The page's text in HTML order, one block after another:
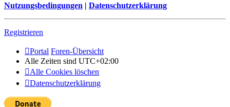
Nutzungsbedingungen | Datenschutzerklärung
Registrieren
Portal Foren-Übersicht
Alle Zeiten sind UTC+02:00
Alle Cookies löschen
Datenschutzerklärung